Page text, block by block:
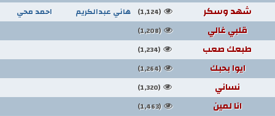
شهد وسكر (1,124) هاني عبدالكريم احمد محي
قلبي غالي (1,208)
طبعك صعب (1,234)
ايوا بحبك (1,264)
نساني (1,320)
انا لمين (1,463)